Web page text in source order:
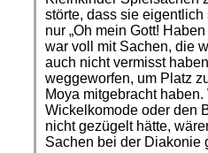
störte, dass sie
nur „Oh mein Gott!
war voll mit Sachen, die
auch nicht vermisst
weggeworfen, um Platz
Moya mitgebracht
Wickelkomode oder den
nicht gezügelt hätte,
Sachen bei der Diakonie